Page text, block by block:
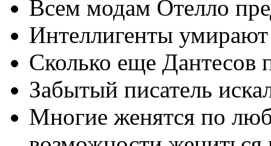
Всем модам Отелло
Интеллигенты
Сколько еще Дантесов
Забытый писатель
Многие женятся по